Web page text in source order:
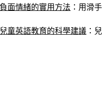
面情緒的實用方法 ：用滑手
童英語教育的科學建議 ：兒